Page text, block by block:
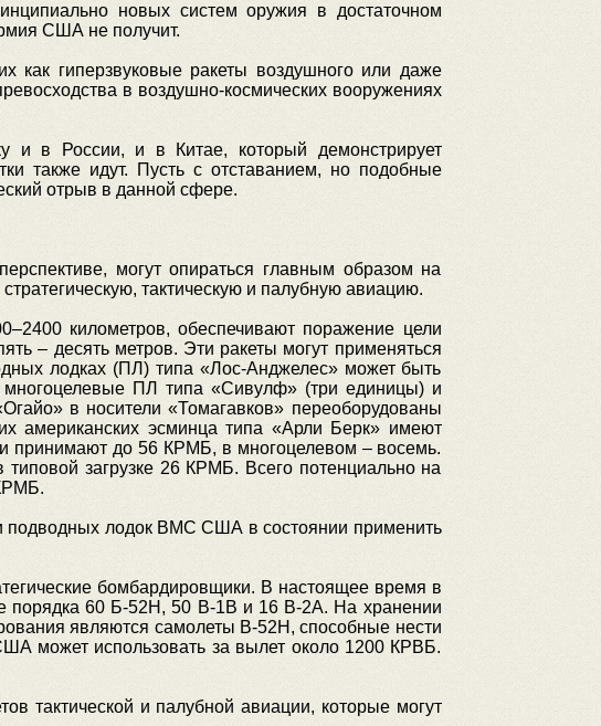
новых систем оружия в достаточном
США не получит.
как гиперзвуковые ракеты воздушного или даже
в воздушно-космических вооружениях
и в России, и в Китае, который демонстрирует
также идут. Пусть с отставанием, но подобные
отрыв в данной сфере.
могут опираться главным образом на
тактическую и палубную авиацию.
километров, обеспечивают поражение цели
– десять метров. Эти ракеты могут применяться
лодках (ПЛ) типа «Лос-Анджелес» может быть
ПЛ типа «Сивулф» (три единицы) и
в носители «Томагавков» переоборудованы
американских эсминца типа «Арли Берк» имеют
принимают до 56 КРМБ, в многоцелевом – восемь.
загрузке 26 КРМБ. Всего потенциально на
подводных лодок ВМС США в состоянии применить
бомбардировщики. В настоящее время в
порядка 60 Б-52Н, 50 В-1В и 16 В-2А. На хранении
являются самолеты В-52Н, способные нести
может использовать за вылет около 1200 КРВБ.
тактической и палубной авиации, которые могут